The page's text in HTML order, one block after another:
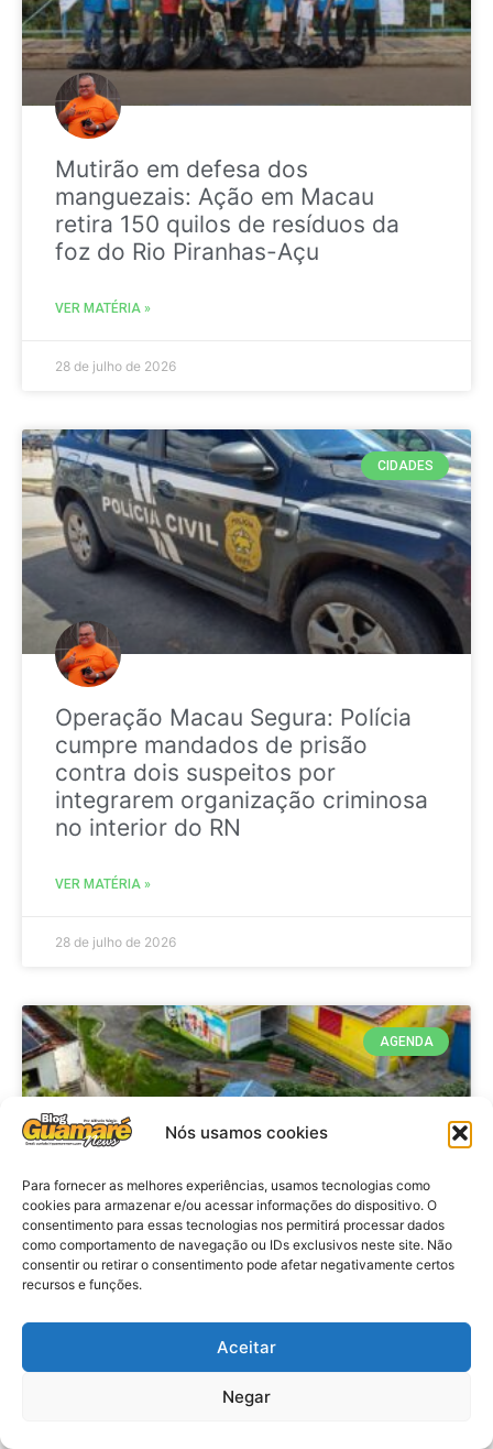
Nós usamos cookies
Para fornecer as melhores experiências, usamos tecnologias como
cookies para armazenar e/ou acessar informações do dispositivo. O
consentimento para essas tecnologias nos permitirá processar dados
como comportamento de navegação ou IDs exclusivos neste site. Não
consentir ou retirar o consentimento pode afetar negativamente certos
recursos e funções.
Aceitar
Negar
Mutirão em defesa dos
manguezais: Ação em Macau
retira 150 quilos de resíduos da
foz do Rio Piranhas-Açu
VER MATÉRIA »
28 de julho de 2026
CIDADES
Operação Macau Segura: Polícia
cumpre mandados de prisão
contra dois suspeitos por
integrarem organização criminosa
no interior do RN
VER MATÉRIA »
28 de julho de 2026
AGENDA
Agenda: 10ª Mostra Pedagógica
da Casa Durval Paiva acontecerá
nesta quarta-feira (29)